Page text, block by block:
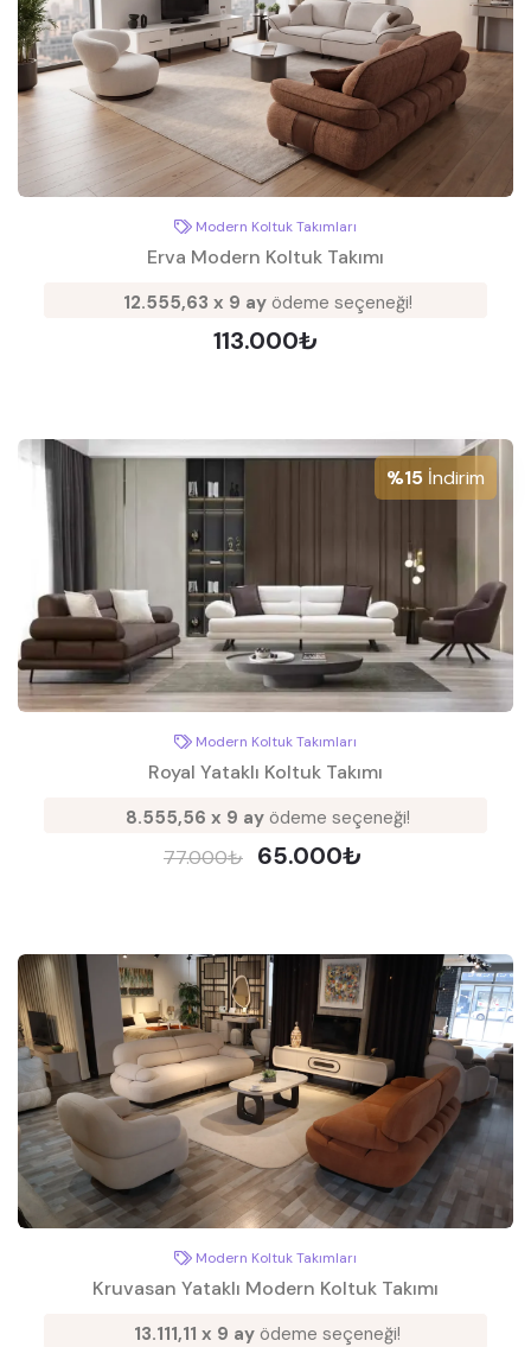
Modern Koltuk Takımları
Erva Modern Koltuk Takımı
12.555,63 x 9 ayödeme seçeneği!
113.000₺
%15 İndirim
Modern Koltuk Takımları
Royal Yataklı Koltuk Takımı
8.555,56 x 9 ayödeme seçeneği!
77.000₺ 65.000₺
Modern Koltuk Takımları
Kruvasan Yataklı Modern Koltuk Takımı
13.111,11 x 9 ay ödeme seçeneği!